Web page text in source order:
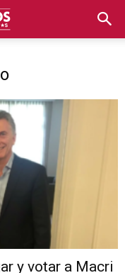
y votar a Macri